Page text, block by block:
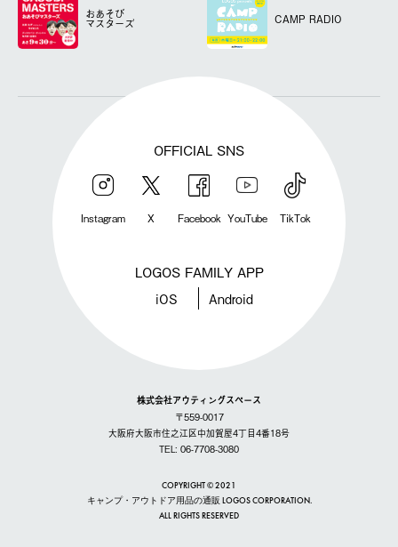
おあそび
マスターズ CAMP RADIO
OFFICIAL SNS
Instagram X Facebook YouTube TikTok
LOGOS FAMILY APP
iOS Android
株式会社アウティングスペース
〒559-0017
大阪府大阪市住之江区中加賀屋4丁目4番18号
TEL: 06-7708-3080
COPYRIGHT © 2021
キャンプ・アウトドア用品の通販 LOGOS CORPORATION.
ALL RIGHTS RESERVED